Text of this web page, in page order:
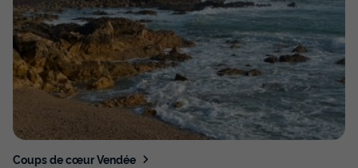
Coups de cœur Vendée